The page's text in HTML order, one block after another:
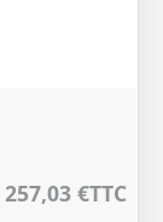
257,03 €TTC